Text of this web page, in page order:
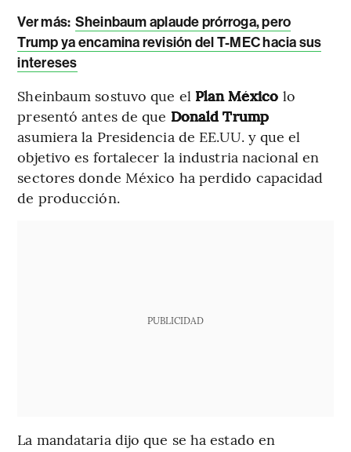
Ver más: Sheinbaum aplaude prórroga, pero
Trump ya encamina revisión del T-MEC hacia sus
intereses
Sheinbaum sostuvo que el Plan México lo
presentó antes de que Donald Trump
asumiera la Presidencia de EE.UU. y que el
objetivo es fortalecer la industria nacional en
sectores donde México ha perdido capacidad
de producción.
PUBLICIDAD
La mandataria dijo que se ha estado en